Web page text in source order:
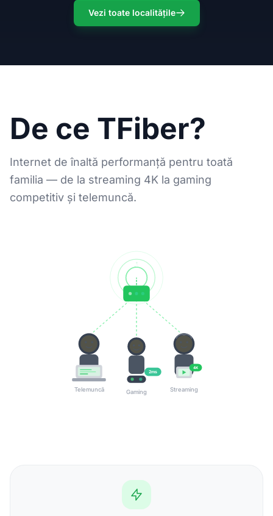
Vezi toate localitățile
De ce TFiber?
Internet de înaltă performanță pentru toată
familia — de la streaming 4K la gaming
competitiv și telemuncă.
Telemuncă
2ms
Gaming
4K
Streaming